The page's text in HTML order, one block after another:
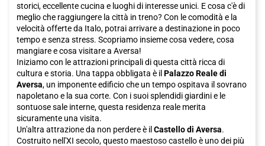
storici, eccellente cucina e luoghi di interesse unici. E cosa c'è di
meglio che raggiungere la città in treno? Con le comodità e la
velocità offerte da Italo, potrai arrivare a destinazione in poco
tempo e senza stress. Scopriamo insieme cosa vedere, cosa
mangiare e cosa visitare a Aversa!
Iniziamo con le attrazioni principali di questa città ricca di
cultura e storia. Una tappa obbligata è il Palazzo Reale di
Aversa, un imponente edificio che un tempo ospitava il sovrano
napoletano e la sua corte. Con i suoi splendidi giardini e le
sontuose sale interne, questa residenza reale merita
sicuramente una visita.
Un'altra attrazione da non perdere è il Castello di Aversa.
Costruito nell'XI secolo, questo maestoso castello è uno dei più